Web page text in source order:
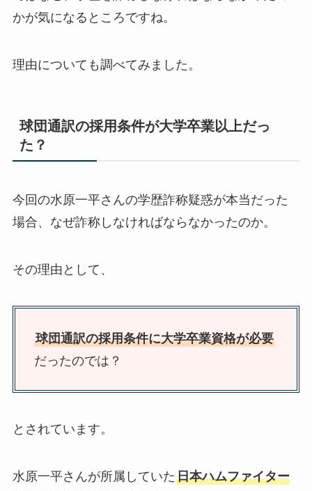
かが気になるところですね。
理由についても調べてみました。
球団通訳の採用条件が大学卒業以上だっ
た？
今回の水原一平さんの学歴詐称疑惑が本当だった
場合、なぜ詐称しなければならなかったのか。
その理由として、
球団通訳の採用条件に大学卒業資格が必要
だったのでは？
とされています。
水原一平さんが所属していた日本ハムファイター